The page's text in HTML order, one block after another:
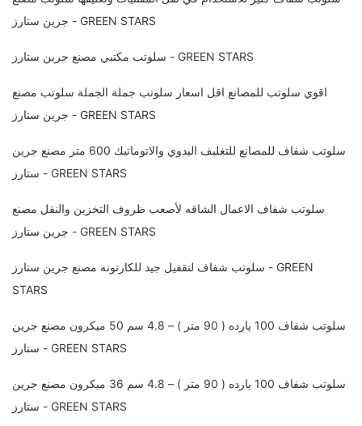
جرين ستارز - GREEN STARS
سلوتب مكتبي مصنع جرين ستارز - GREEN STARS
اقوي سلوتب للمصانع اقل اسعار سلوتب جملة الجملة سلوتب مصنع
جرين ستارز - GREEN STARS
سلوتب شفاف للمصانع للتغليف اليدوي والاتوماتيك 600 متر مصنع جرين
ستارز - GREEN STARS
سلوتب شفاف الاعمال الشاقه لأصعب ظروف التخزين والنقل مصنع
جرين ستارز - GREEN STARS
سلوتب شفاف لتقفيل جيد للكارتونه مصنع جرين ستارز - GREEN
STARS
سلوتب شفاف 100 يارده ( 90 متر ) – 4.8 سم 50 ميكرون مصنع جرين
ستارز - GREEN STARS
سلوتب شفاف 100 يارده ( 90 متر ) – 4.8 سم 36 ميكرون مصنع جرين
ستارز - GREEN STARS